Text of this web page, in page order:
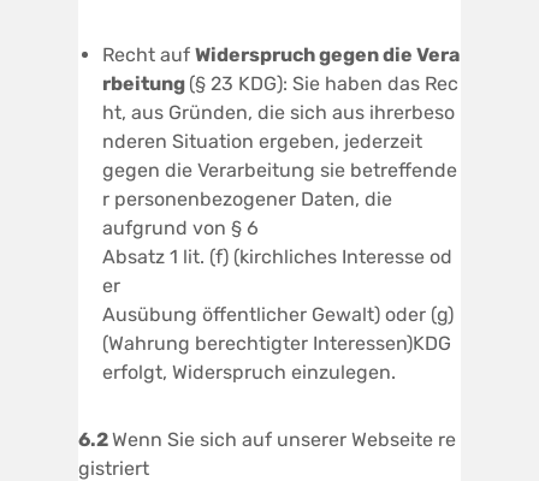
Recht auf Widerspruchgegendie Vera
rbeitung (§ 23 KDG): Sie haben das Rec
ht, aus Gründen, die sich aus ihrerbeso
nderen Situation ergeben, jederzeit
gegen die Verarbeitung sie betreffende
r personenbezogener Daten, die
aufgrund von § 6
Absatz 1 lit. (f) (kirchliches Interesse od
er
Ausübung öffentlicher Gewalt) oder (g)
(Wahrung berechtigter Interessen)KDG
erfolgt, Widerspruch einzulegen.
6.2Wenn Sie sich auf unserer Webseite re
gistriert